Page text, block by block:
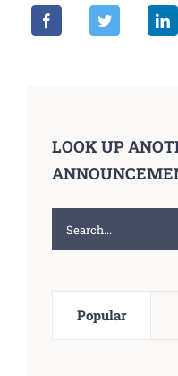
LOOK UP
Search
for:
Popular